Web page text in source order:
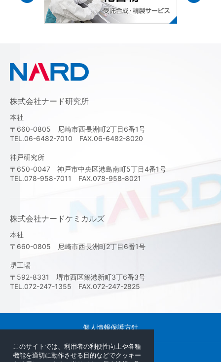
このサイトでは、利用者の利便性向上や各種
機能を適切に動作させる目的などでクッキー
株式会社ナード研究所
本社
〒660-0805 尼崎市西長洲町2丁目6番1号
TEL.06-6482-7010 FAX.06-6482-8020
神戸研究所
〒650-0047 神戸市中央区港島南町5丁目4番1号
TEL.078-958-7011 FAX.078-958-8021
株式会社ナードケミカルズ
本社
〒660-0805 尼崎市西長洲町2丁目6番1号
堺工場
〒592-8331 堺市西区築港新町3丁6番3号
TEL.072-247-1355 FAX.072-247-2825
個人情報保護方針
サイトマップ